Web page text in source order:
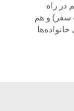
در راه
سفر) و هم